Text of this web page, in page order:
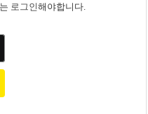
로그인해야합니다.